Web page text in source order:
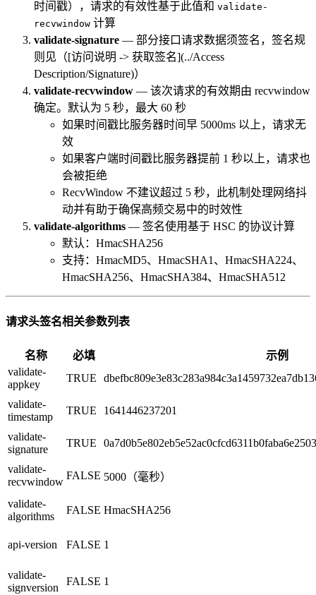
时间戳），请求的有效性基于此值和 validate-
recvwindow 计算
validate-signature — 部分接口请求数据须签名，签名规
则见（[访问说明 -> 获取签名](../Access
Description/Signature)）
validate-recvwindow — 该次请求的有效期由 recvwindow
确定。默认为 5 秒，最大 60 秒
如果时间戳比服务器时间早 5000ms 以上，请求无
效
如果客户端时间戳比服务器提前 1 秒以上，请求也
会被拒绝
RecvWindow 不建议超过 5 秒，此机制处理网络抖
动并有助于确保高频交易中的时效性
validate-algorithms — 签名使用基于 HSC 的协议计算
默认：HmacSHA256
支持：HmacMD5、HmacSHA1、HmacSHA224、
HmacSHA256、HmacSHA384、HmacSHA512
请求头签名相关参数列表
名称 必填
示例
validate-
appkey
TRUE
validate-
timestamp
TRUE 1641446237201
validate-
signature
TRUE
validate-
recvwindow
FALSE 5000（毫秒）
validate-
algorithms
FALSE HmacSHA256
api-version FALSE 1
validate-
signversion
FALSE 1